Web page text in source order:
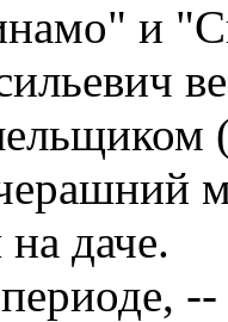
и
даче.